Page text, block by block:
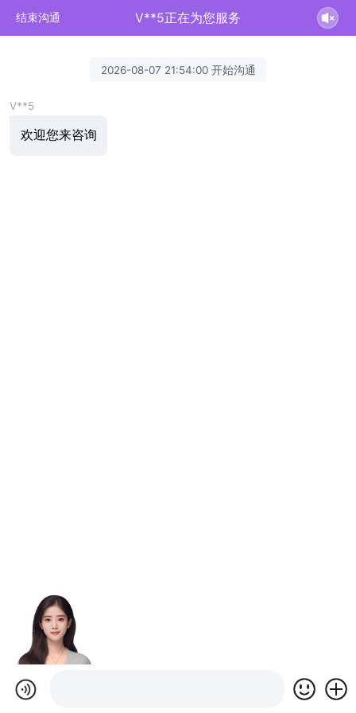
结束沟通 V**5正在为您服务
2026-08-07 21:54:00 开始沟通
V**5
欢迎您来咨询